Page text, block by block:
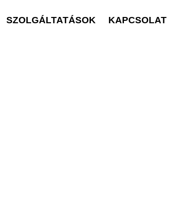
SZOLGÁLTATÁSOK KAPCSOLAT